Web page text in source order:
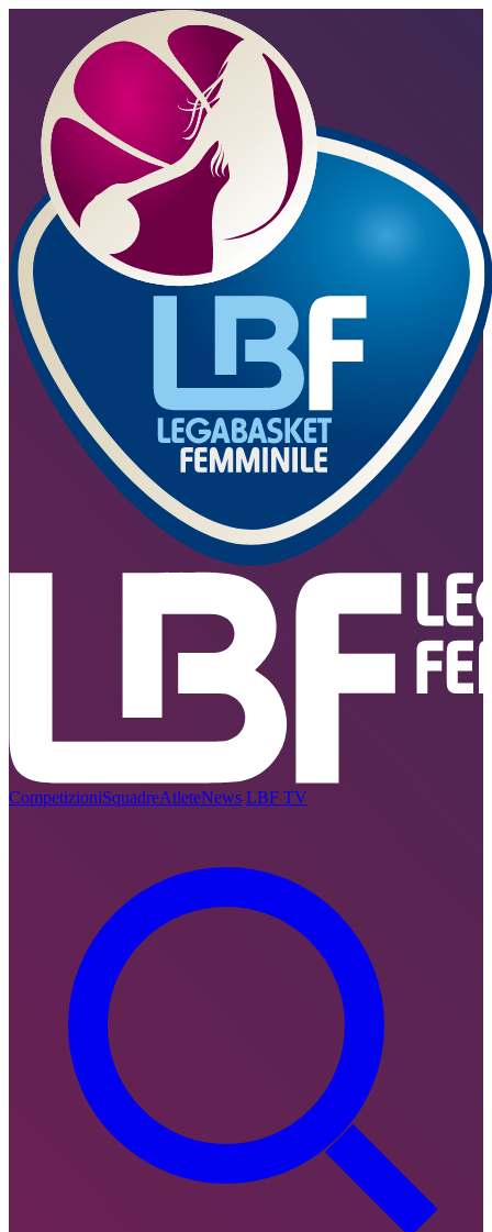
CompetizioniSquadreAtleteNews LBF TV